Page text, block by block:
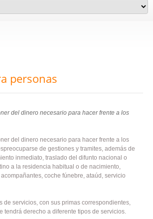
personas
del dinero necesario para hacer frente a los
del dinero necesario para hacer frente a los
de gestiones y tramites, además de
inmediato, traslado del difunto nacional o
a la residencia habitual o de nacimiento,
coche fúnebre, ataúd, servicio
de servicios, con sus primas correspondientes,
tendrá derecho a diferente tipos de servicios.